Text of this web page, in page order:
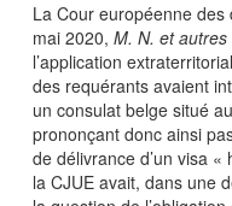
La Cour européenne des
mai 2020, M. N. et
l’application
des requérants avaient
un consulat belge situé
prononçant donc ainsi
de délivrance d’un visa
la CJUE avait, dans une